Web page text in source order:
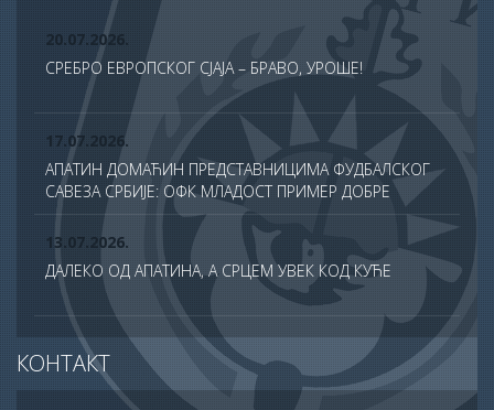
20.07.2026.
СРЕБРО ЕВРОПСКОГ СЈАЈА – БРАВО, УРОШЕ!
17.07.2026.
АПАТИН ДОМАЋИН ПРЕДСТАВНИЦИМА ФУДБАЛСКОГ
САВЕЗА СРБИЈЕ: ОФК МЛАДОСТ ПРИМЕР ДОБРЕ
ПРАКСЕ У ТДС ПРОГРАМУ
13.07.2026.
ДАЛЕКО ОД АПАТИНА, А СРЦЕМ УВЕК КОД КУЋЕ
13.07.2026.
СВЕЧАНО ОБЕЛЕЖЕНА ХРАМОВНА СЛАВА ХРАМА
САБОРА СВЕТИХ АПОСТОЛА У АПАТИНУ
КОНТАКТ